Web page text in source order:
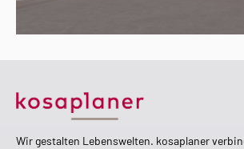
Wir gestalten Lebenswelten. kosaplaner